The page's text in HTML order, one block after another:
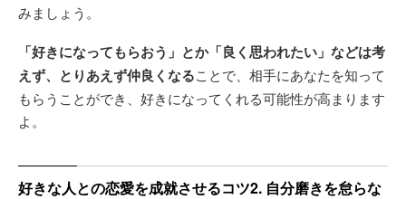
みましょう。
「好きになってもらおう」とか「良く思われたい」などは考
えず、とりあえず仲良くなることで、相手にあなたを知って
もらうことができ、好きになってくれる可能性が高まります
よ。
好きな人との恋愛を成就させるコツ2. 自分磨きを怠らな